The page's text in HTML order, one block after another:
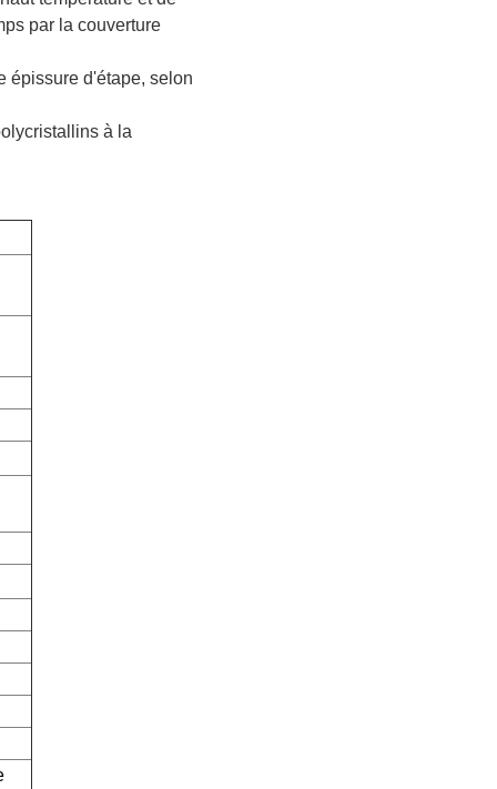
par la couverture
épissure d'étape, selon
à la